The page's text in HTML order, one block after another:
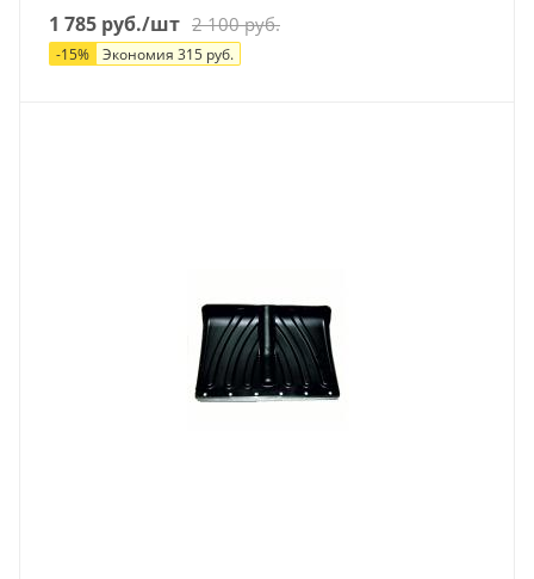
1 785 руб./шт 2 100руб.
-15% Экономия 315 руб.